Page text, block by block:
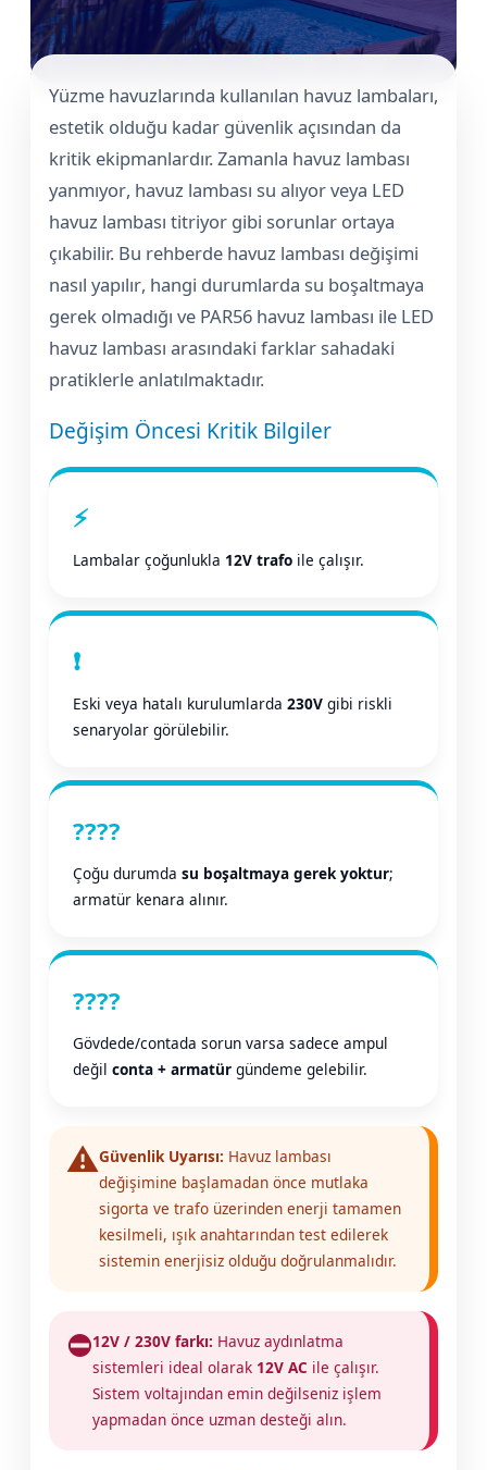
Yosun Önleyici
Havuz Suyu Parlatıcı
Çöktürücü
Havuz PH
Sıvı pH Düşürücü
pH Yükseltici
Gemaş %90 Tablet Klor
Gemaş Multi Tablet Klor 200 gr
Wtr Havuz
Ayak Dezenfektanı
Havuz Suyu Bağlı Klor Giderici
Kalsiyum Hipoklorit %65 Klor
Kum Filtresi Temizleyici
Toz Ph+ Yükseltici
Wtr Havuz Kimyasalları Setleri
Havuz Sıvı Klor
Havuz İyon Baglayıcı
Havuz Kışlık Bakım Ürünü
Havuz Sıvı Ph Düşürücü
Ayak Dezenfektanı
e Pool Expert
Kalsiyum Hipoklorit
Tuz
Temizleyici
Hayward Havuz
Bwt Havuz Robotları
Spino Havuz
Gemaş Tuz
Dozaj Pompası
Havuz Trafoları
Süs Havuzu
Havuz Merdiven
Havuz Filtreleri
Havuz Dip
Havuz Besi
Abs Skimmer
Havuz Dozaj
Mspa Jakuzi
Su Sporları Dünyası
Havuz Isıtma
Ayak Havuzu
Havuz Robotu Yedek
Havuz Güvenlik
Yüzme havuzlarında kullanılan havuz lambaları,
estetik olduğu kadar güvenlik açısından da
kritik ekipmanlardır. Zamanla havuz lambası
yanmıyor, havuz lambası su alıyorveya LED
havuz lambası titriyor gibi sorunlar ortaya
çıkabilir. Bu rehberde havuz lambası değişimi
nasıl yapılır, hangi durumlarda su boşaltmaya
gerek olmadığı ve PAR56 havuz lambası ile LED
havuz lambası arasındaki farklar sahadaki
pratiklerle anlatılmaktadır.
Değişim Öncesi Kritik Bilgiler
⚡
Lambalar çoğunlukla 12V trafo ile çalışır.
❗
Eski veya hatalı kurulumlarda 230V gibi riskli
senaryolar görülebilir.
????
Çoğu durumda su boşaltmaya gerek yoktur;
armatür kenara alınır.
????️
Gövdede/contada sorun varsa sadece ampul
değil conta + armatür gündeme gelebilir.
⚠️Güvenlik Uyarısı: Havuz lambası
değişimine başlamadan önce mutlaka
sigorta ve trafo üzerinden enerji tamamen
kesilmeli, ışık anahtarından test edilerek
sistemin enerjisiz olduğu doğrulanmalıdır.
⛔12V / 230V farkı: Havuz aydınlatma
sistemleri ideal olarak 12V AC ile çalışır.
Sistem voltajından emin değilseniz işlem
yapmadan önce uzman desteği alın.